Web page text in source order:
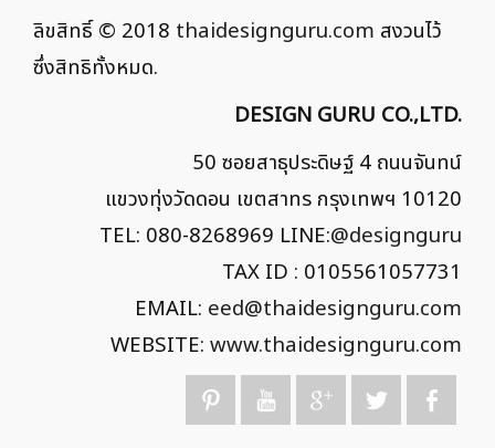
ลิขสิทธิ์ © 2018 thaidesignguru.com สงวนไว้
ซึ่งสิทธิทั้งหมด.
DESIGN GURU CO.,LTD.
50 ซอยสาธุประดิษฐ์ 4 ถนนจันทน์
แขวงทุ่งวัดดอน เขตสาทร กรุงเทพฯ 10120
TEL: 080-8268969 LINE:@designguru
TAX ID : 0105561057731
EMAIL: eed@thaidesignguru.com
WEBSITE: www.thaidesignguru.com